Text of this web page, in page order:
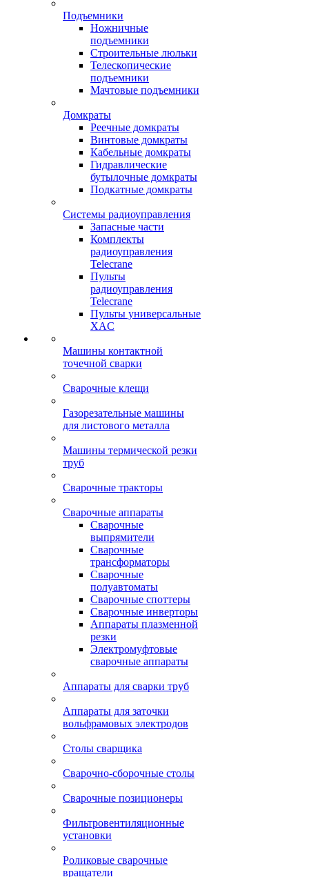
Подъемники
Ножничные
подъемники
Строительные люльки
Телескопические
подъемники
Мачтовые подъемники
Домкраты
Реечные домкраты
Винтовые домкраты
Кабельные домкраты
Гидравлические
бутылочные домкраты
Подкатные домкраты
Системы радиоуправления
Запасные части
Комплекты
радиоуправления
Telecrane
Пульты
радиоуправления
Telecrane
Пульты универсальные
XAC
Машины контактной
точечной сварки
Сварочные клещи
Газорезательные машины
для листового металла
Машины термической резки
труб
Сварочные тракторы
Сварочные аппараты
Сварочные
выпрямители
Сварочные
трансформаторы
Сварочные
полуавтоматы
Сварочные споттеры
Сварочные инверторы
Аппараты плазменной
резки
Электромуфтовые
сварочные аппараты
Аппараты для сварки труб
Аппараты для заточки
вольфрамовых электродов
Столы сварщика
Сварочно-сборочные столы
Сварочные позиционеры
Фильтровентиляционные
установки
Роликовые сварочные
вращатели